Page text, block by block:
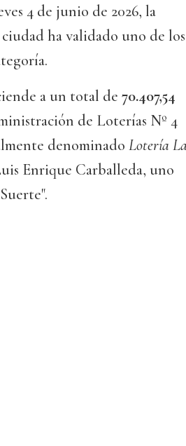
4 de junio de 2026, la
ha validado uno de los
a un total de 70.407,54
de Loterías Nº 4
denominado Lotería La
Enrique Carballeda, uno